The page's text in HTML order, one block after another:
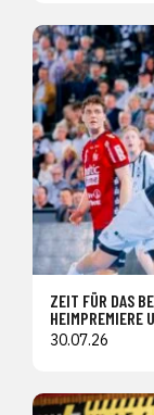
ZEIT FÜR DAS
HEIMPREMIERE
30.07.26